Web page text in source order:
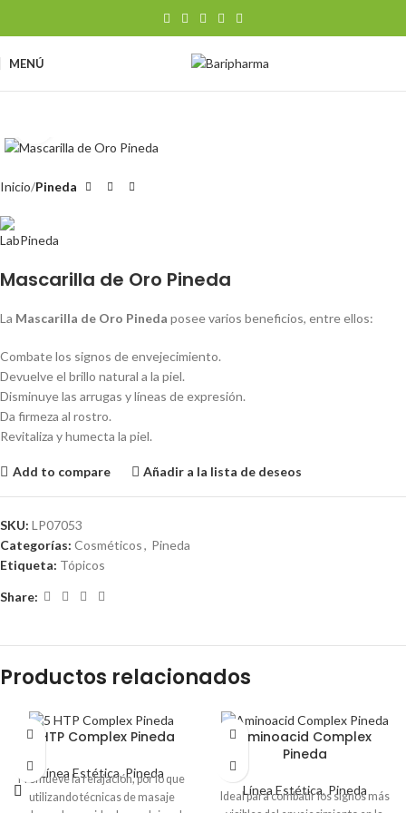
MENÚ
Inicio Pineda
Mascarilla de Oro Pineda
La Mascarilla de Oro Pineda posee varios beneficios, entre ellos:
Combate los signos de envejecimiento.
Devuelve el brillo natural a la piel.
Disminuye las arrugas y líneas de expresión.
Da firmeza al rostro.
Revitaliza y humecta la piel.
Add to compare Añadir a la lista de deseos
SKU: LP07053
Categorías: Cosméticos, Pineda
Etiqueta: Tópicos
Share:
Productos relacionados
5 HTP Complex Pineda
Línea Estética,Pineda
Promueve la relajación, por lo que
utilizando técnicas de masaje
Aminoacid Complex
Pineda
Línea Estética,Pineda
Ideal para combatir los signos más